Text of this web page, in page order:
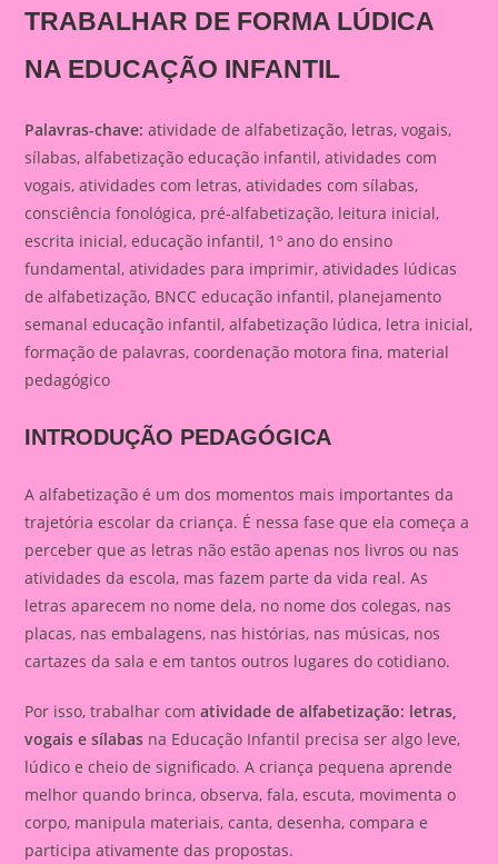
TRABALHAR DE FORMA LÚDICA
NA EDUCAÇÃO INFANTIL
Palavras-chave: atividade de alfabetização, letras, vogais,
sílabas, alfabetização educação infantil, atividades com
vogais, atividades com letras, atividades com sílabas,
consciência fonológica, pré-alfabetização, leitura inicial,
escrita inicial, educação infantil, 1º ano do ensino
fundamental, atividades para imprimir, atividades lúdicas
de alfabetização, BNCC educação infantil, planejamento
semanal educação infantil, alfabetização lúdica, letra inicial,
formação de palavras, coordenação motora fina, material
pedagógico
INTRODUÇÃO PEDAGÓGICA
A alfabetização é um dos momentos mais importantes da
trajetória escolar da criança. É nessa fase que ela começa a
perceber que as letras não estão apenas nos livros ou nas
atividades da escola, mas fazem parte da vida real. As
letras aparecem no nome dela, no nome dos colegas, nas
placas, nas embalagens, nas histórias, nas músicas, nos
cartazes da sala e em tantos outros lugares do cotidiano.
Por isso, trabalhar comatividade de alfabetização: letras,
vogais e sílabas na Educação Infantil precisa ser algo leve,
lúdico e cheio de significado. A criança pequena aprende
melhor quando brinca, observa, fala, escuta, movimenta o
corpo, manipula materiais, canta, desenha, compara e
participa ativamente das propostas.